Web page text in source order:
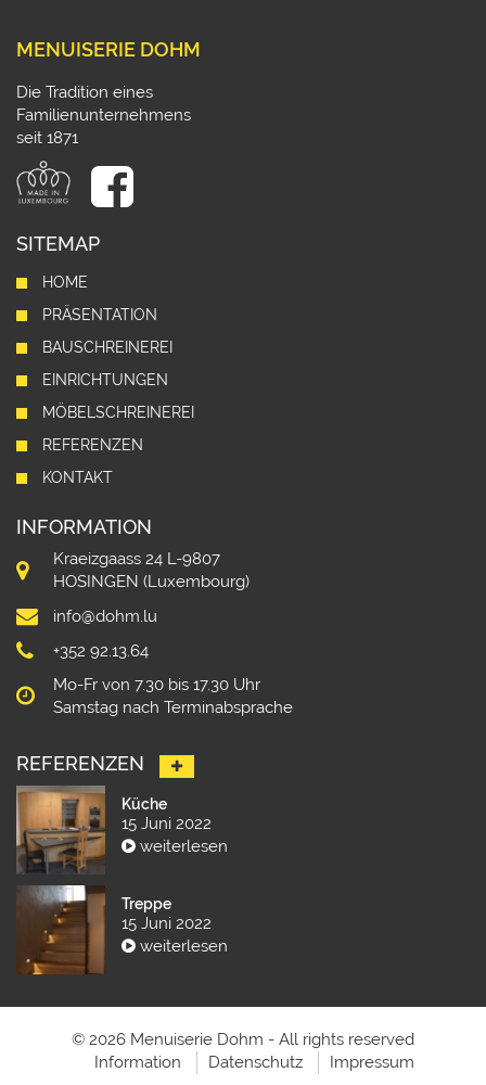
MENUISERIE DOHM
Die Tradition eines
Familienunternehmens
seit 1871
SITEMAP
HOME
PRÄSENTATION
BAUSCHREINEREI
EINRICHTUNGEN
MÖBELSCHREINEREI
REFERENZEN
KONTAKT
INFORMATION
Kraeizgaass 24 L-9807
HOSINGEN (Luxembourg)
info@dohm.lu
+352 92.13.64
Mo-Fr von 7.30 bis 17.30 Uhr
Samstag nach Terminabsprache
REFERENZEN
Küche
15 Juni 2022
weiterlesen
Treppe
15 Juni 2022
weiterlesen
© 2026 Menuiserie Dohm - All rights reserved
Information
Datenschutz Impressum